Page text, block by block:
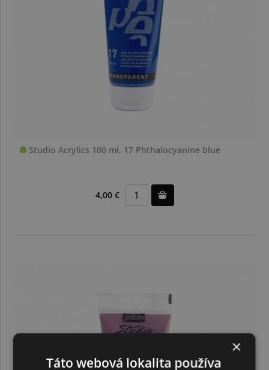
Studio Acrylics 100 ml, 17 Phthalocyanine blue
4,00 €
×
Táto webová lokalita používa